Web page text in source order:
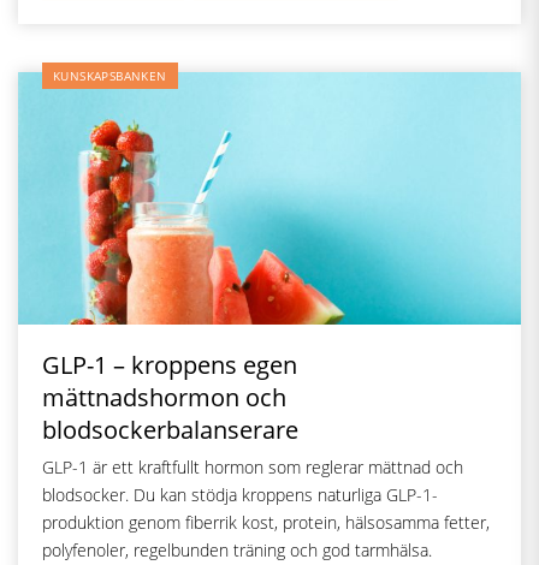
KUNSKAPSBANKEN
GLP-1 – kroppens egen
mättnadshormon och
blodsockerbalanserare
GLP-1 är ett kraftfullt hormon som reglerar mättnad och
blodsocker. Du kan stödja kroppens naturliga GLP-1-
produktion genom fiberrik kost, protein, hälsosamma fetter,
polyfenoler, regelbunden träning och god tarmhälsa.